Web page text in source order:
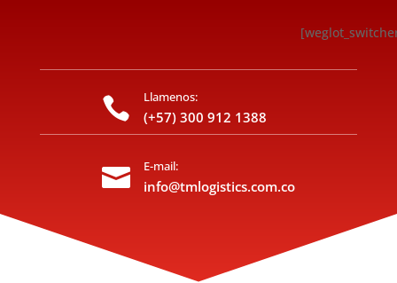
 Llamenos:
(+57) 300 912 1388
 E-mail:
info@tmlogistics.com.co